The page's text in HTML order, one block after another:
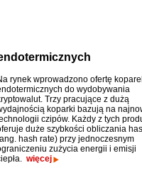
rynek wprowadzono ofertę
do wydobywania
Trzy pracujące z dużą
koparki bazują na
czipów. Każdy z tych
duże szybkości obliczania
hash rate) przy jednoczesnym
zużycia energii i emisji
więcej